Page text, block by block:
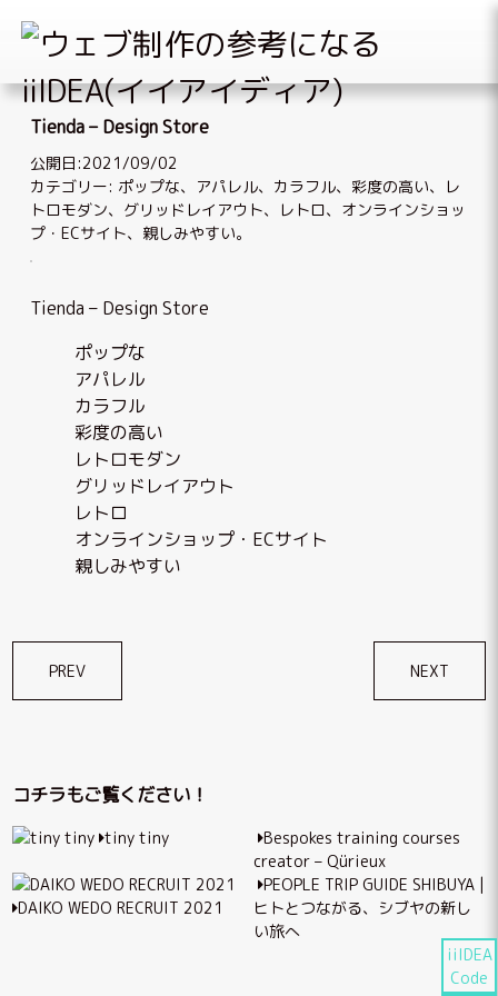
Skip
content
iiIDEA
Code
Tienda – Design Store
公開日:2021/09/02
カテゴリー: ポップな、 アパレル、 カラフル、 彩度の高い、 レ
トロモダン、 グリッドレイアウト、 レトロ、 オンラインショッ
プ・ECサイト、 親しみやすい。
Tienda – Design Store
ポップな
アパレル
カラフル
彩度の高い
レトロモダン
グリッドレイアウト
レトロ
オンラインショップ・ECサイト
親しみやすい
稿
ゲ
ー
シ
ョ
PREV NEXT
コチラもご覧ください！
tiny tiny
Bespokes training courses
creator – Qürieux
DAIKO WEDO RECRUIT 2021
PEOPLE TRIP GUIDE SHIBUYA |
ヒトとつながる、シブヤの新し
い旅へ